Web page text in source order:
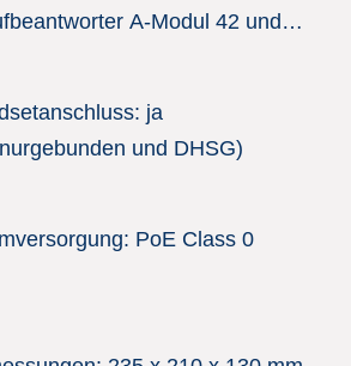
A-Modul 42 und
ja
und DHSG)
PoE Class 0